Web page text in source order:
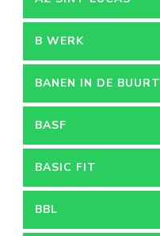
B WERK
BANEN IN DE BUURT
BASF
BASIC FIT
BBL